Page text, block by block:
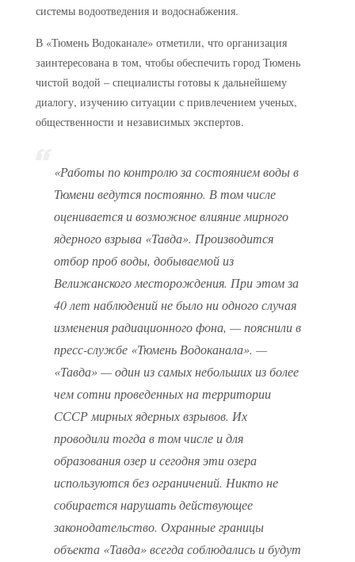
системы водоотведения и водоснабжения.
В «Тюмень Водоканале» отметили, что организация
заинтересована в том, чтобы обеспечить город Тюмень
чистой водой – специалисты готовы к дальнейшему
диалогу, изучению ситуации с привлечением ученых,
общественности и независимых экспертов.
«Работы по контролю за состоянием воды в
Тюмени ведутся постоянно. В том числе
оценивается и возможное влияние мирного
ядерного взрыва «Тавда». Производится
отбор проб воды, добываемой из
Велижанского месторождения. При этом за
40 лет наблюдений не было ни одного случая
изменения радиационного фона, — пояснили в
пресс-службе «Тюмень Водоканала». —
«Тавда» — один из самых небольших из более
чем сотни проведенных на территории
СССР мирных ядерных взрывов. Их
проводили тогда в том числе и для
образования озер и сегодня эти озера
используются без ограничений. Никто не
собирается нарушать действующее
законодательство. Охранные границы
объекта «Тавда» всегда соблюдались и будут